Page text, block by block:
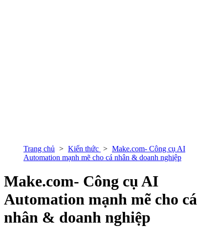
Trang chủ Kiến thức
Make.com- Công cụ AI
Automation mạnh mẽ cho cá nhân & doanh nghiệp
Make.com- Công cụ AI
Automation mạnh mẽ cho cá
nhân & doanh nghiệp